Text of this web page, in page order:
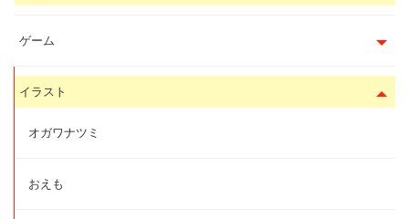
ゲーム
イラスト
オガワナツミ
おえも